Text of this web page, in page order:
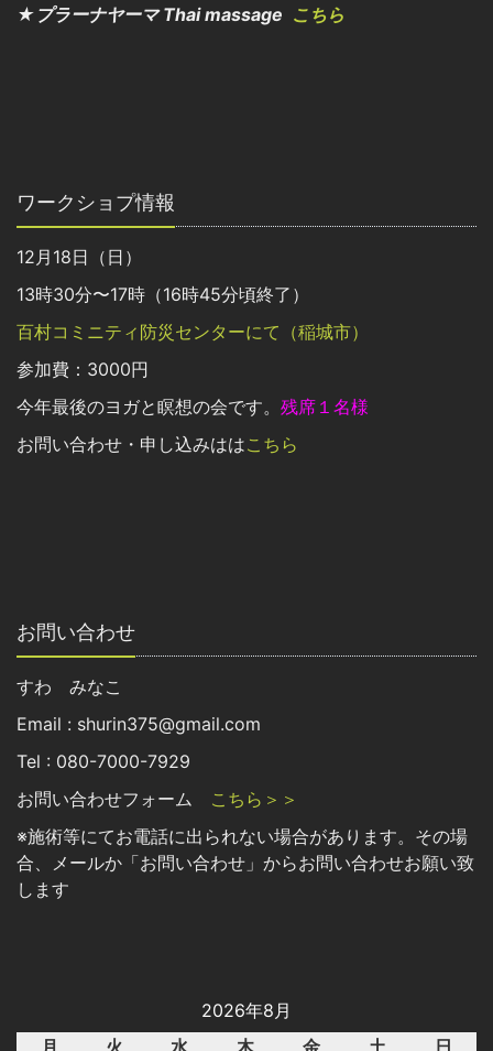
★プラーナヤーマ Thai massage こちら
ワークショプ情報
12月18日（日）
13時30分〜17時（16時45分頃終了）
百村コミニティ防災センターにて（稲城市）
参加費：3000円
今年最後のヨガと瞑想の会です。 残席１名様
お問い合わせ・申し込みははこちら
お問い合わせ
すわ みなこ
Email : shurin375@gmail.com
Tel : 080-7000-7929
お問い合わせフォーム こちら＞＞
※施術等にてお電話に出られない場合があります。その場
合、メールか「お問い合わせ」からお問い合わせお願い致
します
2026年8月